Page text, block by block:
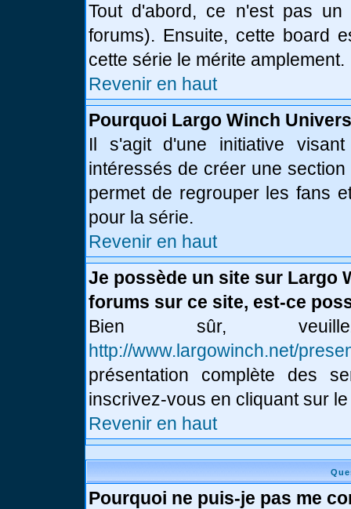
Tout d'abord, ce n'est pas un
forums). Ensuite, cette board
cette série le mérite amplement.
Revenir en haut
Pourquoi Largo Winch
Il s'agit d'une initiative
intéressés de créer une
permet de regrouper les fans
pour la série.
Revenir en haut
Je possède un site sur Largo
forums sur ce site, est-ce
Bien sûr,
http://www.largowinch.net/
présentation complète des
inscrivez-vous en cliquant sur
Revenir en haut
Pourquoi ne puis-je pas me